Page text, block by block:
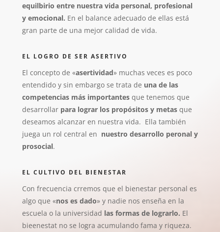
equilbirio entre nuestra vida personal, profesional
y emocional. En el balance adecuado de ellas está
gran parte de una mejor calidad de vida.
EL LOGRO DE SER ASERTIVO
El concepto de «asertividad» muchas veces es poco
entendido y sin embargo se trata de una de las
competencias más importantesque tenemos que
desarrollar para lograr los propósitos y metasque
deseamos alcanzar en nuestra vida. Ella también
juega un rol central en nuestro desarrollo peronal y
prosocial.
EL CULTIVO DEL BIENESTAR
Con frecuencia crremos que el bienestar personal es
algo que «nos es dado» y nadie nos enseña en la
escuela o la universidad las formas de lograrlo. El
bieenestat no se logra acumulando fama y riqueza.